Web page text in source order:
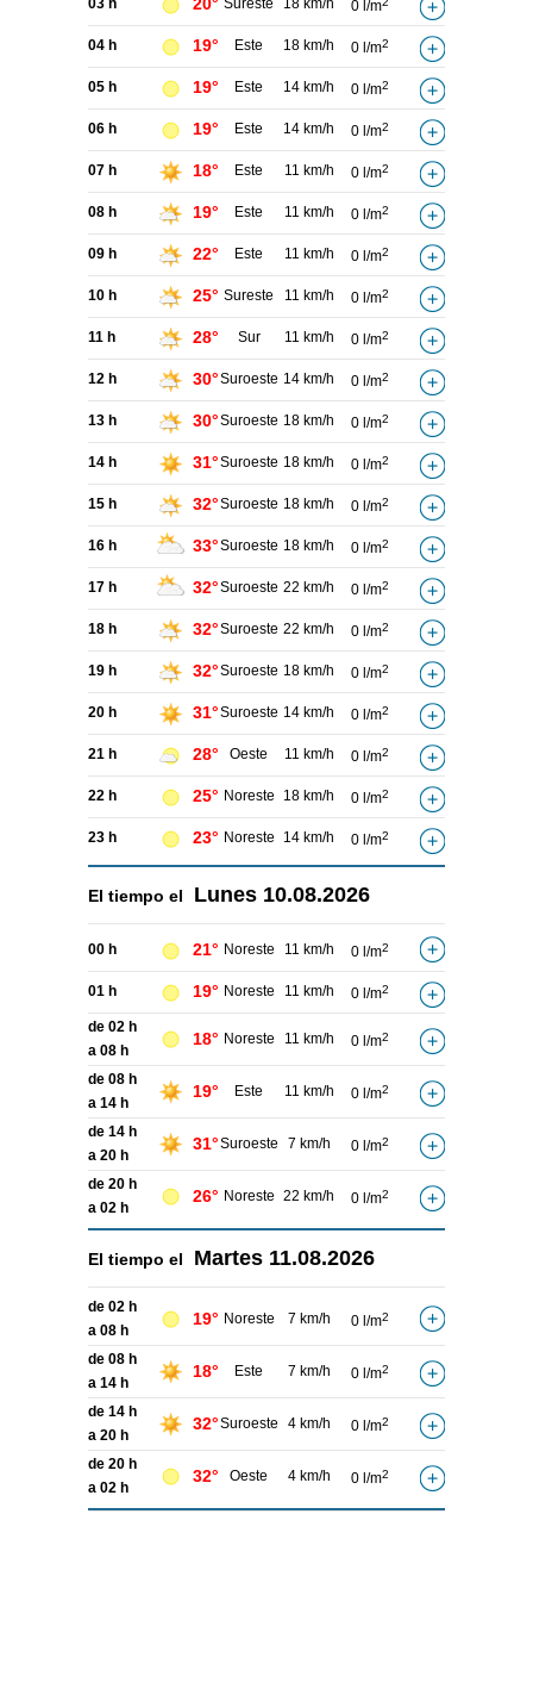
03 h 20° Sureste 18 km/h 0 l/m
04 h 19° Este 18 km/h 0 l/m2
05 h 19° Este 14 km/h 0 l/m2
06 h 19° Este 14 km/h 0 l/m2
07 h 18° Este 11 km/h 0 l/m2
08 h 19° Este 11 km/h 0 l/m2
09 h 22° Este 11 km/h 0 l/m2
10 h 25° Sureste 11 km/h 0 l/m2
11 h 28° Sur 11 km/h 0 l/m2
12 h 30°Suroeste 14 km/h 0 l/m2
13 h 30°Suroeste 18 km/h 0 l/m2
14 h 31°Suroeste 18 km/h 0 l/m2
15 h 32°Suroeste 18 km/h 0 l/m2
16 h 33°Suroeste 18 km/h 0 l/m2
17 h 32°Suroeste 22 km/h 0 l/m2
18 h 32°Suroeste 22 km/h 0 l/m2
19 h 32°Suroeste 18 km/h 0 l/m2
20 h 31°Suroeste 14 km/h 0 l/m2
21 h 28° Oeste 11 km/h 0 l/m2
22 h 25° Noreste 18 km/h 0 l/m2
23 h 23° Noreste 14 km/h 0 l/m2
El tiempo el Lunes 10.08.2026
00 h 21° Noreste 11 km/h 0 l/m2
01 h 19° Noreste 11 km/h 0 l/m2
de 02 h
a 08 h
18° Noreste 11 km/h 0 l/m2
de 08 h
a 14 h
19° Este 11 km/h 0 l/m2
de 14 h
a 20 h
31°Suroeste 7 km/h 0 l/m2
de 20 h
a 02 h
26° Noreste 22 km/h 0 l/m2
El tiempo el Martes 11.08.2026
de 02 h
a 08 h
19° Noreste 7 km/h 0 l/m2
de 08 h
a 14 h
18° Este 7 km/h 0 l/m2
de 14 h
a 20 h
32°Suroeste 4 km/h 0 l/m2
de 20 h
a 02 h
32° Oeste 4 km/h 0 l/m2